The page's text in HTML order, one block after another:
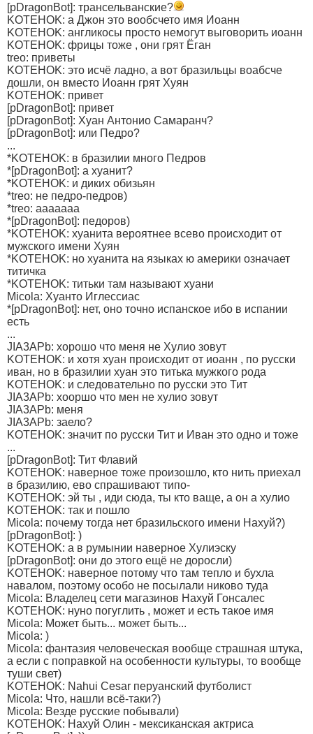
[pDragonBot]: трансельванские?
KOTEHOK: а Джон это вообсчето имя Иоанн
KOTEHOK: англикосы просто немогут выговорить иоанн
KOTEHOK: фрицы тоже , они грят Ёган
treo: приветы
KOTEHOK: это исчё ладно, а вот бразильцы воабсче
дошли, он вместо Иоанн грят Хуян
KOTEHOK: привет
[pDragonBot]: привет
[pDragonBot]: Хуан Антонио Самаранч?
[pDragonBot]: или Педро?
...
*KOTEHOK: в бразилии много Педров
*[pDragonBot]: а хуанит?
*KOTEHOK: и диких обизьян
*treo: не педро-педров)
*treo: ааааааа
*[pDragonBot]: педоров)
*KOTEHOK: хуанита вероятнее всево происходит от
мужского имени Хуян
*KOTEHOK: но хуанита на языках ю америки означает
титичка
*KOTEHOK: титьки там называют хуани
Micola: Хуанто Иглессиас
*[pDragonBot]: нет, оно точно испанское ибо в испании
есть
...
JIA3APb: хорошо что меня не Хулио зовут
KOTEHOK: и хотя хуан происходит от иоанн , по русски
иван, но в бразилии хуан это титька мужкого рода
KOTEHOK: и следовательно по русски это Тит
JIA3APb: хооршо что мен не хулио зовут
JIA3APb: меня
JIA3APb: заело?
KOTEHOK: значит по русски Тит и Иван это одно и тоже
...
[pDragonBot]: Тит Флавий
KOTEHOK: наверное тоже произошло, кто нить приехал
в бразилию, ево спрашивают типо-
KOTEHOK: эй ты , иди сюда, ты кто ваще, а он а хулио
KOTEHOK: так и пошло
Micola: почему тогда нет бразильского имени Нахуй?)
[pDragonBot]: )
KOTEHOK: а в румынии наверное Хулиэску
[pDragonBot]: они до этого ещё не доросли)
KOTEHOK: наверное потому что там тепло и бухла
навалом, поэтому особо не посылали никово туда
Micola: Владелец сети магазинов Нахуй Гонсалес
KOTEHOK: нуно погуглить , может и есть такое имя
Micola: Может быть... может быть...
Micola: )
Micola: фантазия человеческая вообще страшная штука,
а если с поправкой на особенности культуры, то вообще
туши свет)
KOTEHOK: Nahui Cesar перуанский футболист
Micola: Что, нашли всё-таки?)
Micola: Везде русские побывали)
KOTEHOK: Нахуй Олин - мексиканская актриса